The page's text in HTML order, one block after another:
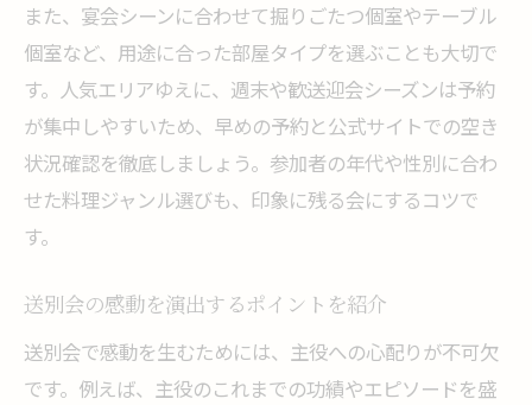
また、宴会シーンに合わせて掘りごたつ個室やテーブル
個室など、用途に合った部屋タイプを選ぶことも大切で
す。人気エリアゆえに、週末や歓送迎会シーズンは予約
が集中しやすいため、早めの予約と公式サイトでの空き
状況確認を徹底しましょう。参加者の年代や性別に合わ
せた料理ジャンル選びも、印象に残る会にするコツで
す。
送別会の感動を演出するポイントを紹介
送別会で感動を生むためには、主役への心配りが不可欠
です。例えば、主役のこれまでの功績やエピソードを盛